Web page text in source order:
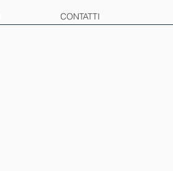
CONTATTI